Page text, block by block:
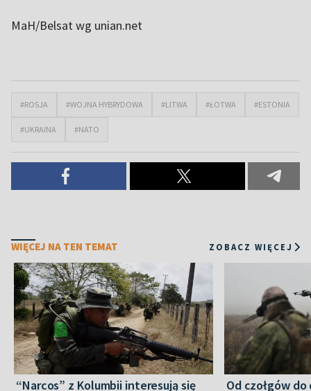
MaH/Belsat wg unian.net
#ROSJA #WOJNA HYBRYDOWA #LITWA #ŁOTWA #ESTONIA
#UKRAINA #NATO
WIĘCEJ NA TEN TEMAT ZOBACZ WIĘCEJ
“Narcos” z Kolumbii interesują się
Od czołgów